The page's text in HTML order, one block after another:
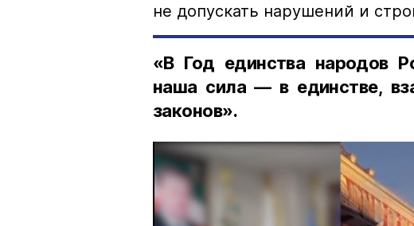
не допускать нарушений и
«В Год единства народов
наша сила — в единстве,
законов».